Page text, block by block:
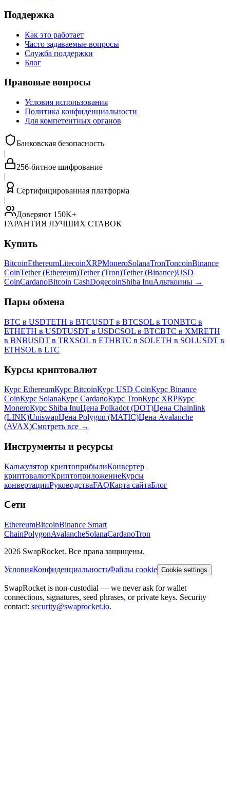
Поддержка
Как это работает
Часто задаваемые вопросы
Служба поддержки
Блог
Правовые вопросы
Условия использования
Политика конфиденциальности
Для компетентных органов
Банковская безопасность
|
256-битное шифрование
|
Сертифицированная платформа
|
Доверяют 150K+
ГАРАНТИЯ ЛУЧШИХ СТАВОК
Купить
BitcoinEthereumLitecoinXRPMoneroSolanaTronToncoinBinance
CoinTether (Ethereum)Tether (Tron)Tether (Binance)USD
CoinCardanoBitcoin CashDogecoinShiba InuАльткоины →
Пары обмена
BTC в USDTETH в BTCUSDT в BTCSOL в TONBTC в
ETHETH в USDTUSDT в USDCSOL в BTCBTC в XMRETH
в BNBUSDT в TRXSOL в ETHBTC в SOLETH в SOLUSDT в
ETHSOL в LTC
Курсы криптовалют
Курс EthereumКурс BitcoinКурс USD CoinКурс Binance
CoinКурс SolanaКурс CardanoКурс TronКурс XRPКурс
MoneroКурс Shiba InuЦена Polkadot (DOT)Цена Chainlink
(LINK)UniswapЦена Polygon (MATIC)Цена Avalanche
(AVAX)Смотреть все →
Инструменты и ресурсы
Калькулятор криптоприбылиКонвертер
криптовалютКриптоприложениеКурсы
конвертацииРуководстваFAQКарта сайтаБлог
Сети
EthereumBitcoinBinance Smart
ChainPolygonAvalancheSolanaCardanoTron
2026 SwapRocket. Все права защищены.
УсловияКонфиденциальностьФайлы cookie Cookie settings
SwapRocket is non-custodial — we never ask for wallet
connections, signatures, seed phrases, or private keys. Security
contact: security@swaprocket.io.